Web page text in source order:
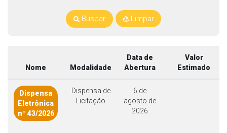
Buscar Limpar
Nome Modalidade
Data de
Abertura
Valor
Estimado
Dispensa
Eletrônica
nº 43/2026
Dispensa de
Licitação
6 de
agosto de
2026